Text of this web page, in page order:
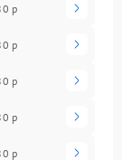
р
р
р
р
р